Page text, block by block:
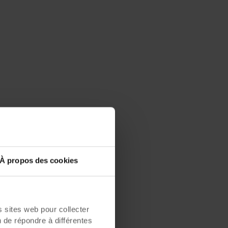
À propos des cookies
sites web pour collecter
répondre à différentes